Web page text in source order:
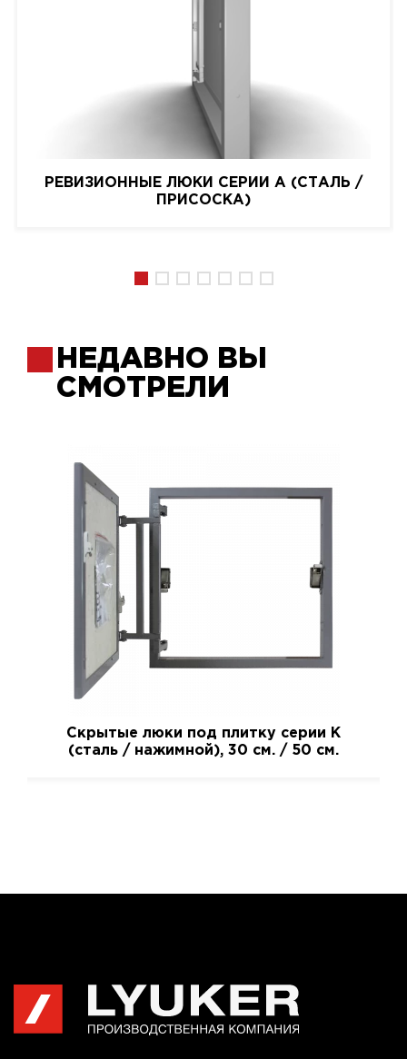
РЕВИЗИОННЫЕ ЛЮКИ СЕРИИ A (СТАЛЬ /
ПРИСОСКА)
НЕДАВНО ВЫ
СМОТРЕЛИ
Скрытые люки под плитку серии K
(сталь / нажимной), 30 см. / 50 см.